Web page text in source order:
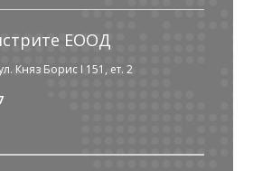
ЕООД
Княз Борис I 151, ет. 2